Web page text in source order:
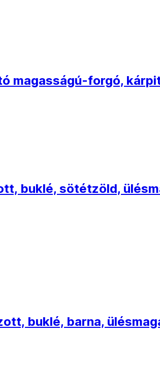
magasságú-forgó,
buklé, sötétzöld,
buklé, barna,